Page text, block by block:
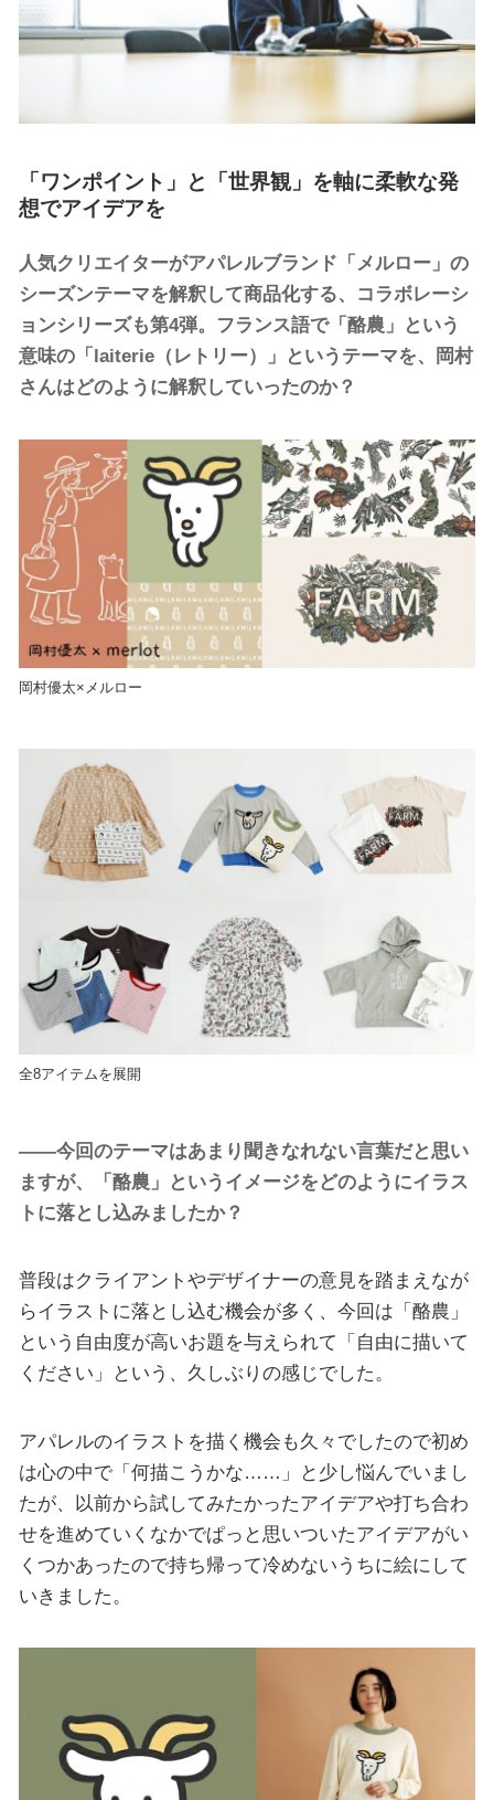
「ワンポイント」と「世界観」を軸に柔軟な発
想でアイデアを
人気クリエイターがアパレルブランド「メルロー」の
シーズンテーマを解釈して商品化する、コラボレーシ
ョンシリーズも第4弾。フランス語で「酪農」という
意味の「laiterie（レトリー）」というテーマを、岡村
さんはどのように解釈していったのか？
岡村優太×メルロー
全8アイテムを展開
――今回のテーマはあまり聞きなれない言葉だと思い
ますが、「酪農」というイメージをどのようにイラス
トに落とし込みましたか？
普段はクライアントやデザイナーの意見を踏まえなが
らイラストに落とし込む機会が多く、今回は「酪農」
という自由度が高いお題を与えられて「自由に描いて
ください」という、久しぶりの感じでした。
アパレルのイラストを描く機会も久々でしたので初め
は心の中で「何描こうかな……」と少し悩んでいまし
たが、以前から試してみたかったアイデアや打ち合わ
せを進めていくなかでぱっと思いついたアイデアがい
くつかあったので持ち帰って冷めないうちに絵にして
いきました。